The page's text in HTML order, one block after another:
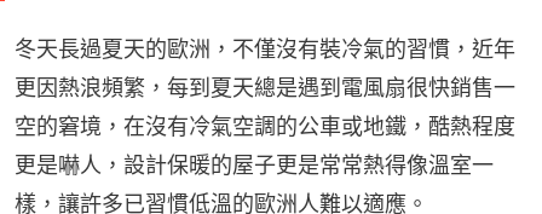
冬天長過夏天的歐洲，不僅沒有裝冷氣的習慣，近年
更因熱浪頻繁，每到夏天總是遇到電風扇很快銷售一
空的窘境，在沒有冷氣空調的公車或地鐵，酷熱程度
更是嚇人，設計保暖的屋子更是常常熱得像溫室一
樣，讓許多已習慣低溫的歐洲人難以適應。